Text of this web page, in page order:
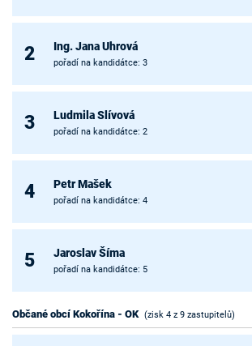
2 Ing. Jana Uhrová
pořadí na kandidátce: 3
3 Ludmila Slívová
pořadí na kandidátce: 2
4 Petr Mašek
pořadí na kandidátce: 4
5 Jaroslav Šíma
pořadí na kandidátce: 5
Občané obcí Kokořína - OK (zisk 4 z 9 zastupitelů)